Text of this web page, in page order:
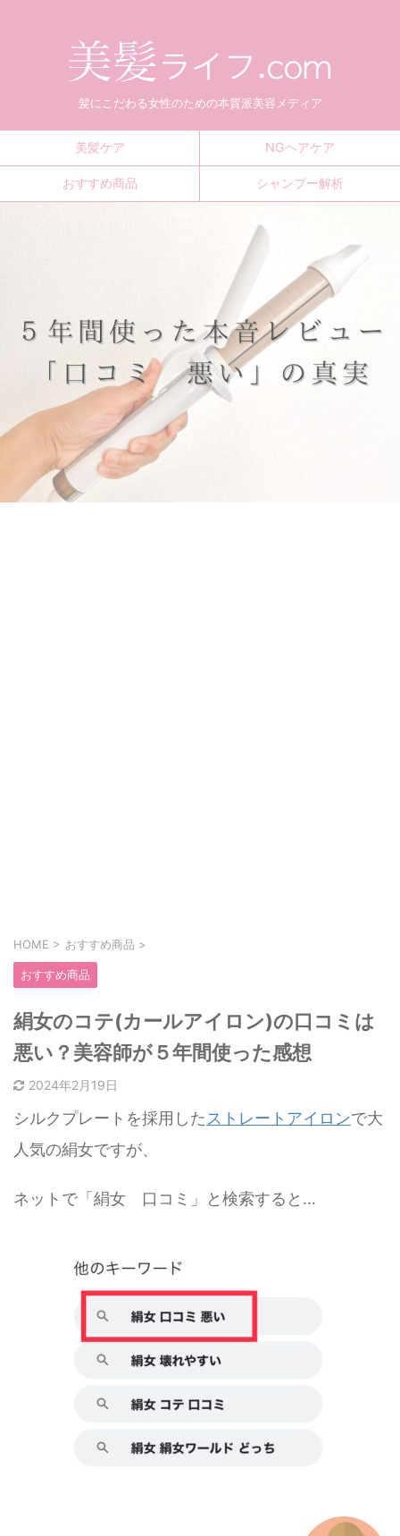
髪にこだわる女性のための本質派美容メディア
美髪ケア NGヘアケア
おすすめ商品 シャンプー解析
HOME > おすすめ商品 >
おすすめ商品
絹女のコテ(カールアイロン)の口コミは
悪い？美容師が５年間使った感想
2024年2月19日
シルクプレートを採用したストレートアイロンで大
人気の絹女ですが、
ネットで「絹女 口コミ」と検索すると…